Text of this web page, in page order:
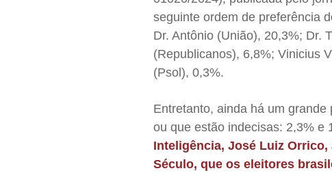
seguinte ordem de preferência
Dr. Antônio (União), 20,3%; Dr.
(Republicanos), 6,8%; Vinicius
(Psol), 0,3%.
Entretanto, ainda há um
ou que estão indecisas: 2,3% e
Inteligência, José Luiz
Século, que os eleitores